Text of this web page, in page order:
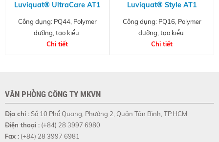
Luviquat® UltraCare AT1
Công dụng: PQ44, Polymer
dưỡng, tạo kiểu
Chi tiết
Luviquat® Style AT1
Công dụng: PQ16, Polymer
dưỡng, tạo kiểu
Chi tiết
VĂN PHÒNG CÔNG TY MKVN
Địa chỉ :Số 10 Phổ Quang, Phường 2, Quận Tân Bình, TP.HCM
Điện thoại : (+84) 28 3997 6980
Fax : (+84) 28 3997 6981